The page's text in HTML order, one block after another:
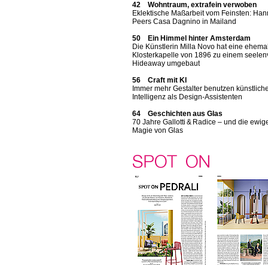
42 Wohntraum, extrafein verwoben
Eklektische Maßarbeit vom Feinsten:
Peers Casa Dagnino in Mailand
50 Ein Himmel hinter Amsterdam
Die Künstlerin Milla Novo hat eine
Klosterkapelle von 1896 zu einem
Hideaway umgebaut
56 Craft mit KI
Immer mehr Gestalter benutzen
Intelligenz als Design-Assistenten
64 Geschichten aus Glas
70 Jahre Gallotti & Radice – und die
Magie von Glas